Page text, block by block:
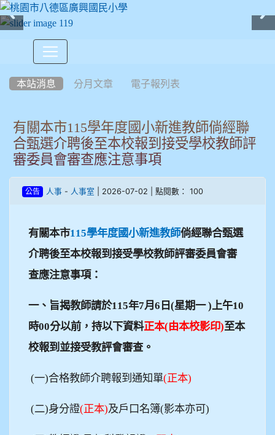
本站消息 分月文章 電子報列表
有關本市115學年度國小新進教師倘經聯
合甄選介聘後至本校報到接受學校教師評
審委員會審查應注意事項
公告 人事- 人事室 | 2026-07-02 | 點閱數： 100
有關本市115學年度國小新進教師倘經聯合甄選
介聘後至本校報到接受學校教師評審委員會審
查應注意事項：
一、旨揭教師請於115年7月6日(星期一 )上午10
時00分以前，持以下資料正本(由本校影印)至本
校報到並接受教評會審查。
(一)合格教師介聘報到通知單(正本)
(二)身分證(正本)及戶口名簿(影本亦可)